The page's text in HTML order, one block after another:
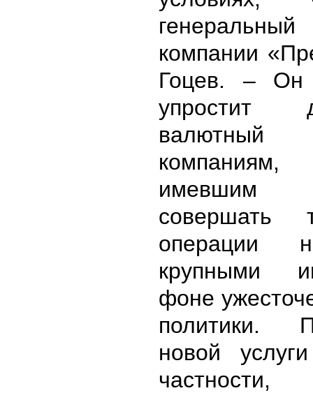
компании
Гоцев. – Он
упростит
имевшим
совершать
операции
крупными
фоне
политики.
новой